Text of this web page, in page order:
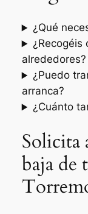
¿Qué
¿Recogéis
alrededores?
¿Puedo
arranca?
¿Cuánto
Solicita
baja de